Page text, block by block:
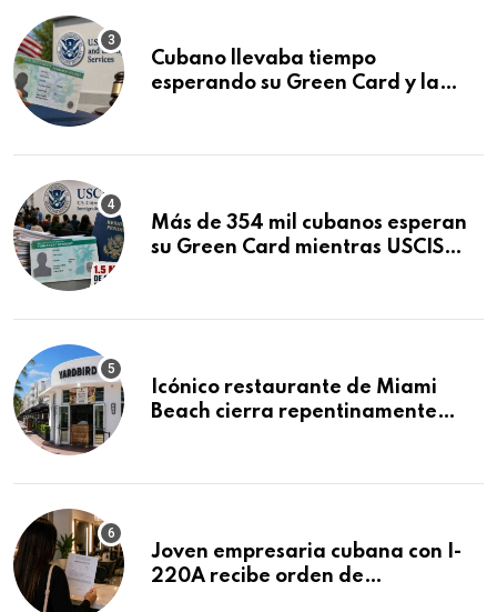
Cubano llevaba tiempo
esperando su Green Card y la
Más de 354 mil cubanos esperan
su Green Card mientras USCIS
Icónico restaurante de Miami
Beach cierra repentinamente
Joven empresaria cubana con I-
220A recibe orden de